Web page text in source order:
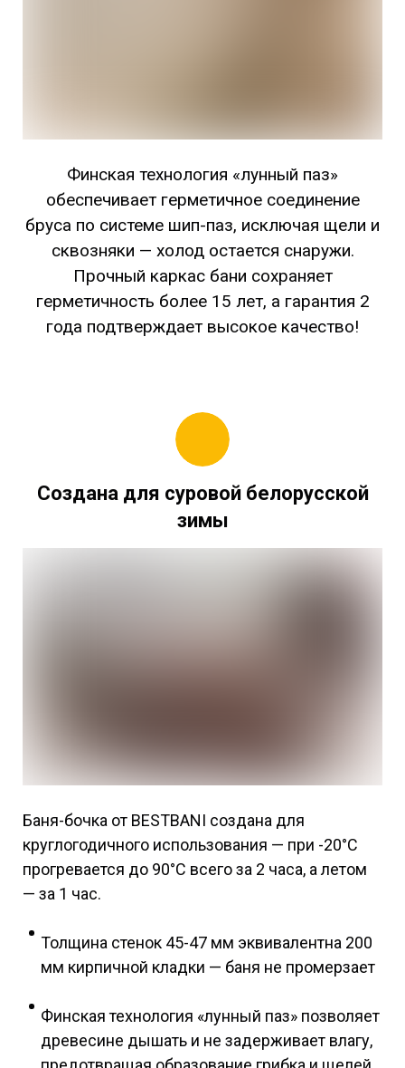
Финская технология «лунный паз»
обеспечивает герметичное соединение
бруса по системе шип-паз, исключая щели и
сквозняки — холод остается снаружи.
Прочный каркас бани сохраняет
герметичность более 15 лет, а гарантия 2
года подтверждает высокое качество!
Создана для суровой белорусской
зимы
Баня-бочка от BESTBANI создана для
круглогодичного использования — при -20°C
прогревается до 90°C всего за 2 часа, а летом
— за 1 час.
Толщина стенок 45-47 мм эквивалентна 200
мм кирпичной кладки — баня не промерзает
Финская технология «лунный паз» позволяет
древесине дышать и не задерживает влагу,